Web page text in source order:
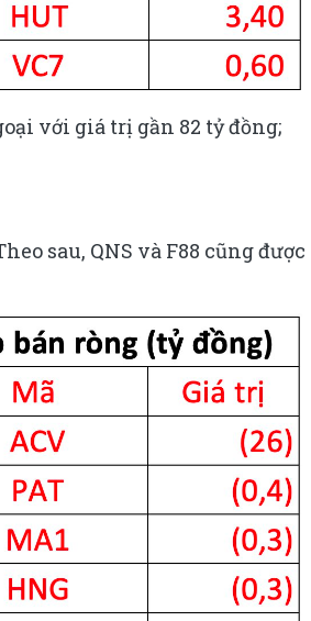
với giá trị gần 82 tỷ đồng;
sau, QNS và F88 cũng được